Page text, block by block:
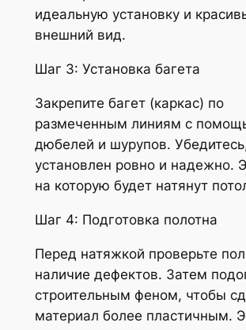
идеальную установку и
внешний вид.
Шаг 3: Установка багета
Закрепите багет (каркас) по
размеченным линиям с
дюбелей и шурупов.
установлен ровно и надежно.
на которую будет натянут
Шаг 4: Подготовка полотна
Перед натяжкой проверьте
наличие дефектов. Затем
строительным феном, чтобы
материал более пластичным.